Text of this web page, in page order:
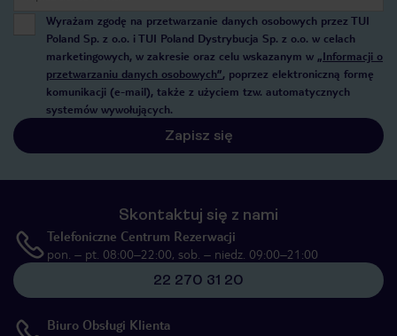
Wyrażam zgodę na przetwarzanie danych osobowych przez TUI
Poland Sp. z o.o. i TUI Poland Dystrybucja Sp. z o.o. w celach
marketingowych, w zakresie oraz celu wskazanym w „Informacji o
przetwarzaniu danych osobowych”, poprzez elektroniczną formę
komunikacji (e-mail), także z użyciem tzw. automatycznych
systemów wywołujących.
Zapisz się
Skontaktuj się z nami
Telefoniczne Centrum Rezerwacji
pon. – pt. 08:00–22:00, sob. – niedz. 09:00–21:00
22 270 31 20
Biuro Obsługi Klienta